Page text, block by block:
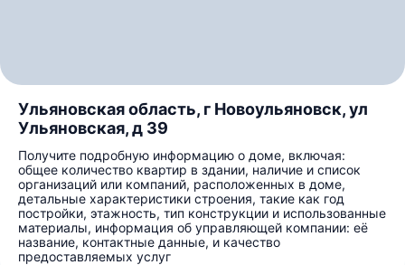
Ульяновская область, г Новоульяновск, ул
Ульяновская, д 39
Получите подробную информацию о доме, включая:
общее количество квартир в здании, наличие и список
организаций или компаний, расположенных в доме,
детальные характеристики строения, такие как год
постройки, этажность, тип конструкции и использованные
материалы, информация об управляющей компании: её
название, контактные данные, и качество
предоставляемых услуг